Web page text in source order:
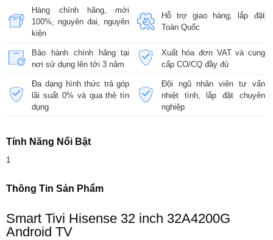
Hàng chính hãng, mới
100%, nguyên đai, nguyên
kiện
Hỗ trợ giao hàng, lắp đặt
Toàn Quốc
Bảo hành chính hãng tại
nơi sử dụng lên tới 3 năm
Xuất hóa đơn VAT và cung
cấp CO/CQ đầy đủ
Đa dạng hình thức trả góp
lãi suất 0% và qua thẻ tín
dụng
Đội ngũ nhân viên tư vấn
nhiệt tình, lắp đặt chuyên
nghiệp
Tính Năng Nổi Bật
1
Thông Tin Sản Phẩm
Smart Tivi Hisense 32 inch 32A4200G
Android TV